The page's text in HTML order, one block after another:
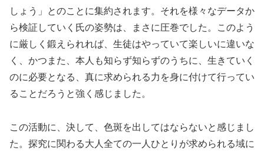
しょう」とのことに集約されます。それを様々なデータか
ら検証していく氏の姿勢は、まさに圧巻でした。このよう
に厳しく鍛えられれば、生徒はやっていて楽しいに違いな
く、かつまた、本人も知らず知らずのうちに、生きていく
のに必要となる、真に求められる力を身に付けて行ってい
ることだろうと強く感じました。
この活動に、決して、色斑を出してはならないと感じまし
た。探究に関わる大人全ての一人ひとりが求められる域に